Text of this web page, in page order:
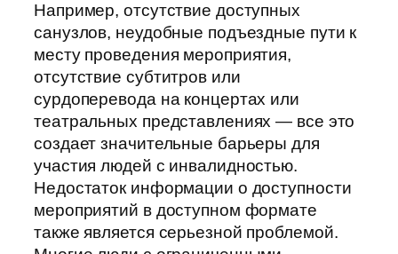
Например, отсутствие доступных
санузлов, неудобные подъездные пути к
месту проведения мероприятия,
отсутствие субтитров или
сурдоперевода на концертах или
театральных представлениях — все это
создает значительные барьеры для
участия людей с инвалидностью.
Недостаток информации о доступности
мероприятий в доступном формате
также является серьезной проблемой.